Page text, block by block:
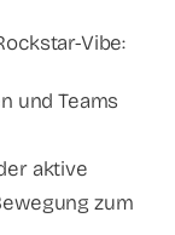
Vibe:
und Teams
aktive
zum